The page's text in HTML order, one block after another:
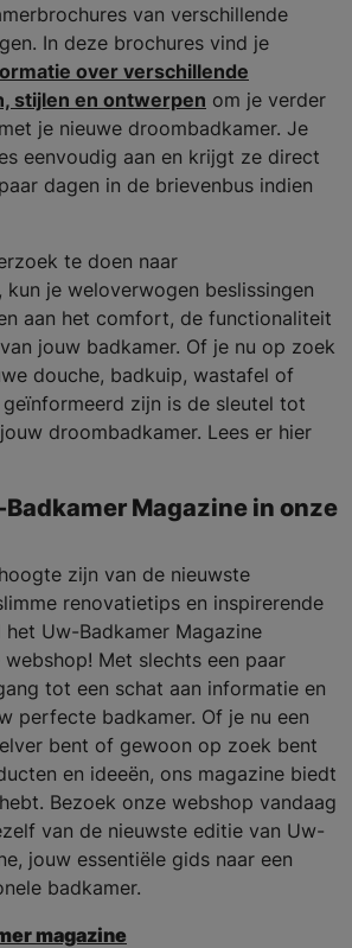
van verschillende
In deze brochures vind je
over verschillende
stijlen en ontwerpen om je verder
je nieuwe droombadkamer. Je
eenvoudig aan en krijgt ze direct
dagen in de brievenbus indien
te doen naar
je weloverwogen beslissingen
aan het comfort, de functionaliteit
jouw badkamer. Of je nu op zoek
douche, badkuip, wastafel of
zijn is de sleutel tot
droombadkamer. Lees er hier
Magazine in onze
zijn van de nieuwste
renovatietips en inspirerende
het Uw-Badkamer Magazine
Met slechts een paar
tot een schat aan informatie en
perfecte badkamer. Of je nu een
bent of gewoon op zoek bent
en ideeën, ons magazine biedt
Bezoek onze webshop vandaag
van de nieuwste editie van Uw-
jouw essentiële gids naar een
badkamer.
magazine